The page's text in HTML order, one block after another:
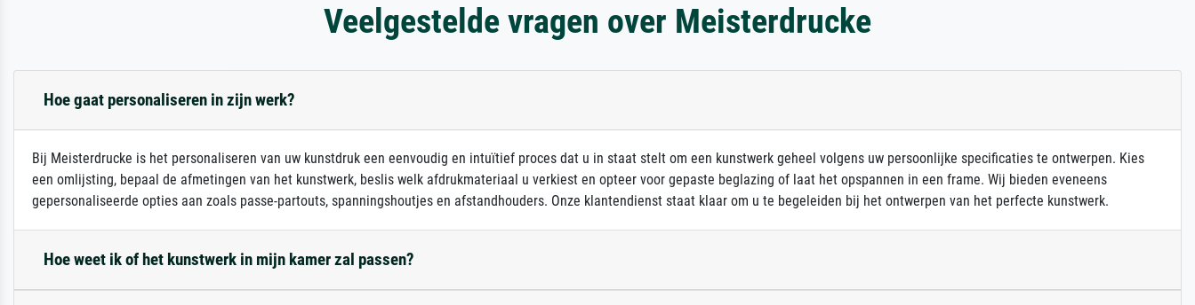
Veelgestelde vragen over Meisterdrucke
Hoe gaat personaliseren in zijn werk?
Bij Meisterdrucke is het personaliseren van uw kunstdruk een eenvoudig en intuïtief proces dat u in staat stelt om een kunstwerk geheel volgens uw persoonlijke specificaties te ontwerpen. Kies
een omlijsting, bepaal de afmetingen van het kunstwerk, beslis welk afdrukmateriaal u verkiest en opteer voor gepaste beglazing of laat het opspannen in een frame. Wij bieden eveneens
gepersonaliseerde opties aan zoals passe-partouts, spanningshoutjes en afstandhouders. Onze klantendienst staat klaar om u te begeleiden bij het ontwerpen van het perfecte kunstwerk.
Hoe weet ik of het kunstwerk in mijn kamer zal passen?